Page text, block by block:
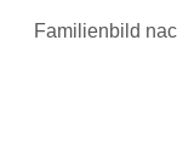
Familienbild